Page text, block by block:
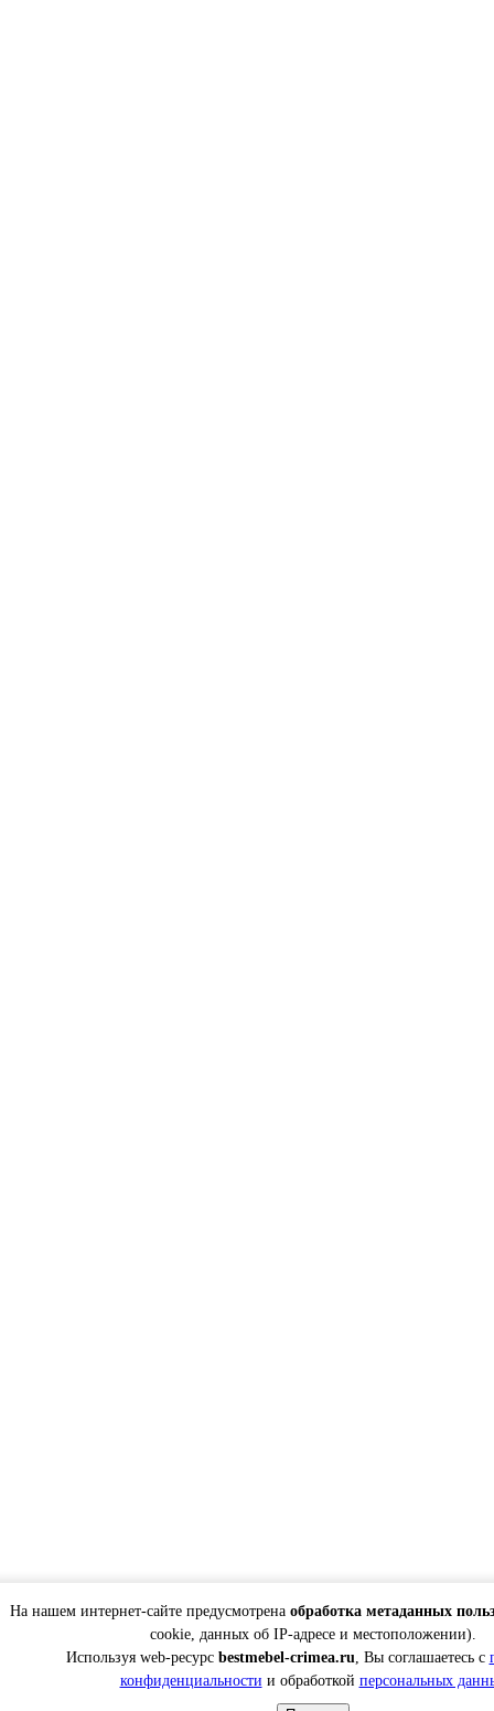
На нашем интернет-сайте предусмотрена обработка метаданных
cookie, данных об IP-адресе и местоположении).
Используя web-ресурс bestmebel-crimea.ru, Вы соглашаетесь с
конфиденциальности и обработкой персональных